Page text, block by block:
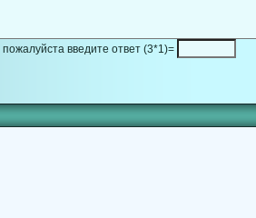
введите ответ (3*1)=